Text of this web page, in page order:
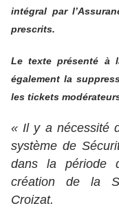
intégral par
prescrits.
Le texte présenté à
également la
les tickets
« Il y a nécessité
système de
dans la période
création de la
Croizat.